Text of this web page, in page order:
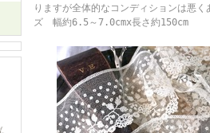
りますが全体的なコンディションは
ズ 幅約6.5～7.0cmx長さ約150cm